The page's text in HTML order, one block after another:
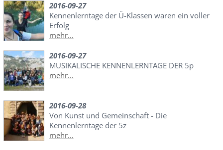
2016-09-27
Kennenlerntage der Ü-Klassen waren ein voller
Erfolg
mehr...
2016-09-27
MUSIKALISCHE KENNENLERNTAGE DER 5p
mehr...
2016-09-28
Von Kunst und Gemeinschaft - Die
Kennenlerntage der 5z
mehr...